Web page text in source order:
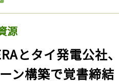
源
とタイ発電公社
ン構築で覚書締結